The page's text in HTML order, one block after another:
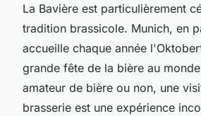
La Bavière est particulièrement
tradition brassicole. Munich, en
accueille chaque année
grande fête de la bière au
amateur de bière ou non, une
brasserie est une expérience